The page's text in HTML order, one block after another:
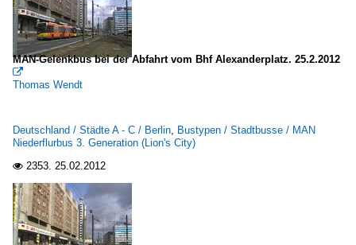
MAN-Gelenkbus bei der Abfahrt vom Bhf Alexanderplatz. 25.2.2012

Thomas Wendt
Deutschland / Städte A - C / Berlin, Bustypen / Stadtbusse / MAN
Niederflurbus 3. Generation (Lion's City)
 2353. 25.02.2012